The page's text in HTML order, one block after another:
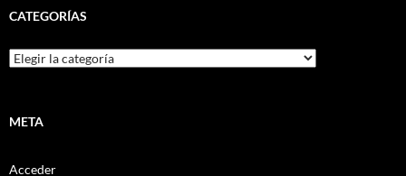
CATEGORÍAS
Categorías
META
Acceder